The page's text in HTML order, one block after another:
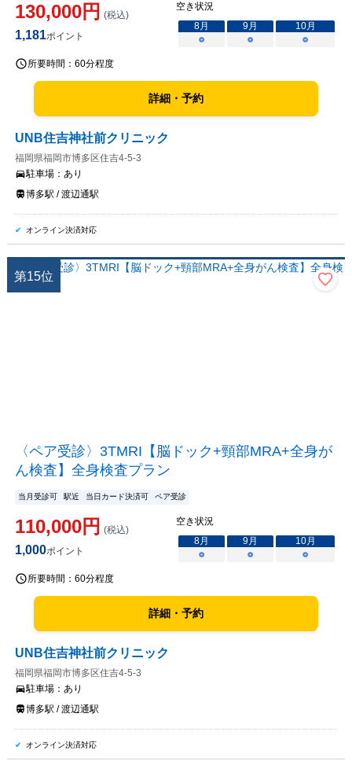
130,000円 (税込)
1,181ポイント
空き状況
8月 9月 10月
○
○ ○
所要時間： 60分程度
詳細・予約
UNB住吉神社前クリニック
福岡県福岡市博多区住吉4-5-3
駐車場： あり
博多駅 / 渡辺通駅
オンライン決済対応
第15位
〈ペア受診〉3TMRI【脳ドック+頸部MRA+全身が
ん検査】全身検査プラン
当月受診可 駅近 当日カード決済可 ペア受診
110,000円 (税込)
1,000ポイント
空き状況
8月 9月 10月
○
○ ○
所要時間： 60分程度
詳細・予約
UNB住吉神社前クリニック
福岡県福岡市博多区住吉4-5-3
駐車場： あり
博多駅 / 渡辺通駅
オンライン決済対応